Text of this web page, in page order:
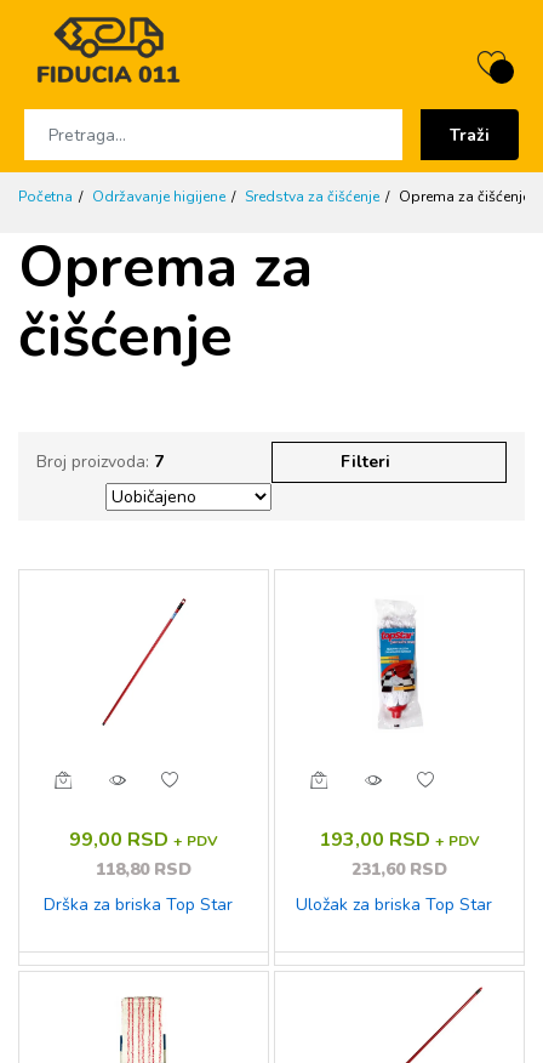
Traži
Početna Održavanje higijene Sredstva za čišćenje Oprema za čišćenje
Oprema za
čišćenje
Broj proizvoda: 7 Filteri
99,00 RSD + PDV
118,80 RSD
Drška za briska Top Star
193,00 RSD + PDV
231,60 RSD
Uložak za briska Top Star